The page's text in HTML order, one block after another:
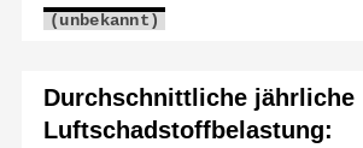
(unbekannt)
Durchschnittliche jährliche
Luftschadstoffbelastung: